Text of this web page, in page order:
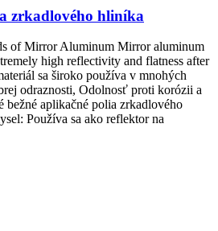
zrkadlového hliníka
of Mirror Aluminum Mirror aluminum
high reflectivity and flatness after
sa široko používa v mnohých
odraznosti, Odolnosť proti korózii a
bežné aplikačné polia zrkadlového
Používa sa ako reflektor na